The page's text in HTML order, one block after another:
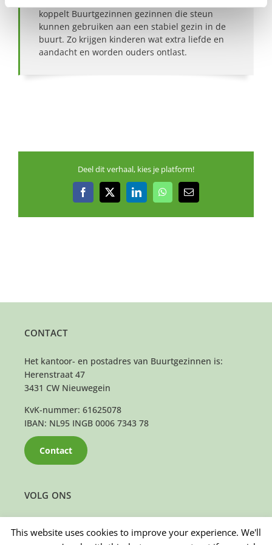
koppelt Buurtgezinnen gezinnen die steun
kunnen gebruiken aan een stabiel gezin in de
buurt. Zo krijgen kinderen wat extra liefde en
aandacht en worden ouders ontlast.
Deel dit verhaal, kies je platform!
Facebook
X LinkedInWhatsApp
E-
VOLG ONS
CONTACT
Het kantoor- en postadres van Buurtgezinnen is:
Herenstraat 47
3431 CW Nieuwegein
KvK-nummer: 61625078
IBAN: NL95 INGB 0006 7343 78
Contact
This website uses cookies to improve your experience. We'll